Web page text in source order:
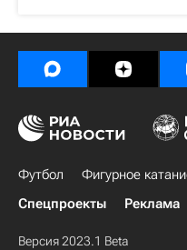
Футбол Фигурное
Спецпроекты
Реклама
Версия 2023.1 Beta